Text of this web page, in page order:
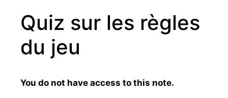
Quiz sur les règles
du jeu
You do not have access to this note.